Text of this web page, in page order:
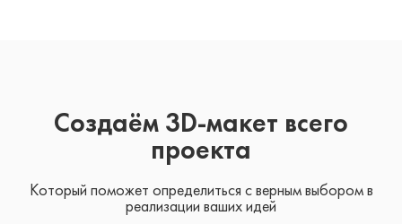
Создаём 3D-макет всего
проекта
Который поможет определиться с верным выбором в
реализации ваших идей